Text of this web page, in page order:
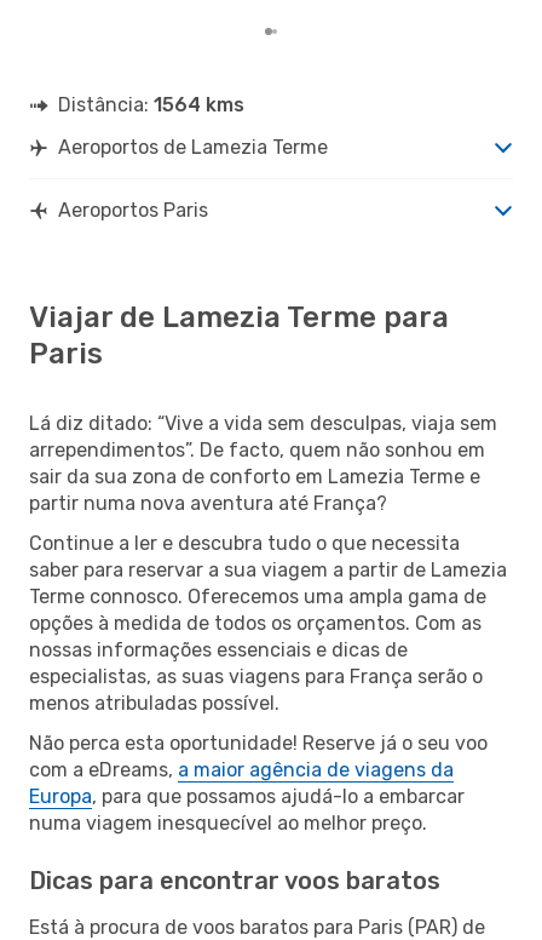
Distância: 1564 kms
Aeroportos de Lamezia Terme
Aeroportos Paris
Viajar de Lamezia Terme para
Paris
Lá diz ditado: “Vive a vida sem desculpas, viaja sem
arrependimentos”. De facto, quem não sonhou em
sair da sua zona de conforto em Lamezia Terme e
partir numa nova aventura até França?
Continue a ler e descubra tudo o que necessita
saber para reservar a sua viagem a partir de Lamezia
Terme connosco. Oferecemos uma ampla gama de
opções à medida de todos os orçamentos. Com as
nossas informações essenciais e dicas de
especialistas, as suas viagens para França serão o
menos atribuladas possível.
Não perca esta oportunidade! Reserve já o seu voo
com a eDreams, a maior agência de viagens da
Europa, para que possamos ajudá-lo a embarcar
numa viagem inesquecível ao melhor preço.
Dicas para encontrar voos baratos
Está à procura de voos baratos para Paris (PAR) de